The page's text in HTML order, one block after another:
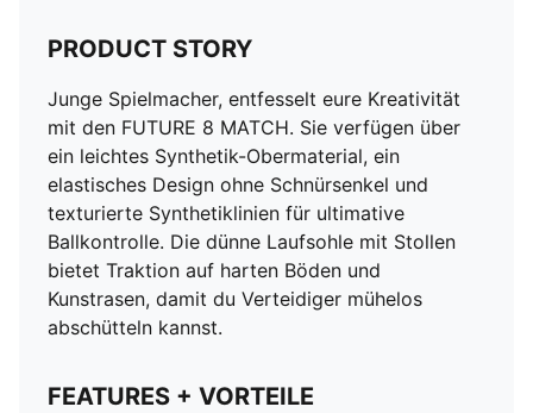
Reguläre bis breite Passform
MG: Geeignet für harte Naturböden und Kunstrasen
(2G)
PUMA Teenager: Empfohlen für ältere Kinder und
Teenager zwischen 8 und 16 Jahren
PRODUCT STORY
Junge Spielmacher, entfesselt eure Kreativität
mit den FUTURE 8 MATCH. Sie verfügen über
ein leichtes Synthetik-Obermaterial, ein
elastisches Design ohne Schnürsenkel und
texturierte Synthetiklinien für ultimative
Ballkontrolle. Die dünne Laufsohle mit Stollen
bietet Traktion auf harten Böden und
Kunstrasen, damit du Verteidiger mühelos
abschütteln kannst.
FEATURES + VORTEILE